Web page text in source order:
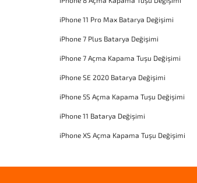
iPhone 11 Pro Max Batarya Değişimi
iPhone 7 Plus Batarya Değişimi
iPhone 7 Açma Kapama Tuşu Değişimi
iPhone SE 2020 Batarya Değişimi
iPhone 5S Açma Kapama Tuşu Değişimi
iPhone 11 Batarya Değişimi
iPhone XS Açma Kapama Tuşu Değişimi